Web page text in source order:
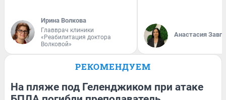
Ирина Волкова
Главврач клиники
«Реабилитация доктора
Волковой»
Анастасия
РЕКОМЕНДУЕМ
На пляже под Геленджиком при атаке